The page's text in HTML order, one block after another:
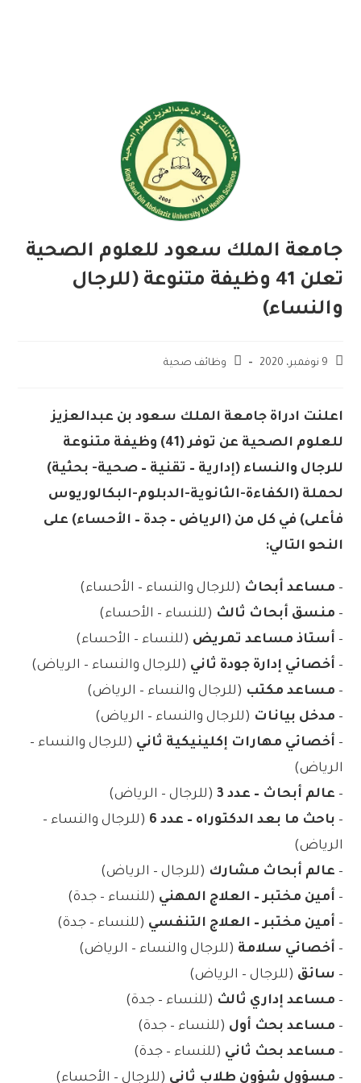
جامعة الملك سعود للعلوم الصحية
تعلن 41 وظيفة متنوعة (للرجال
والنساء)
9 نوفمبر، 2020 وظائف صحية
اعلنت ادراة جامعة الملك سعود بن عبدالعزيز
للعلوم الصحية عن توفر (41) وظيفة متنوعة
للرجال والنساء (إدارية – تقنية – صحية- بحثية)
لحملة (الكفاءة-الثانوية-الدبلوم-البكالوريوس
فأعلى) في كل من (الرياض – جدة – الأحساء) على
النحو التالي:
– مساعد أبحاث (للرجال والنساء – الأحساء)
– منسق أبحاث ثالث (للنساء – الأحساء)
– أستاذ مساعد تمريض (للنساء – الأحساء)
– أخصائي إدارة جودة ثاني (للرجال والنساء – الرياض)
– مساعد مكتب (للرجال والنساء – الرياض)
– مدخل بيانات (للرجال والنساء – الرياض)
– أخصائي مهارات إكلينيكية ثاني (للرجال والنساء –
الرياض)
– عالم أبحاث – عدد 3
(للرجال – الرياض)
– باحث ما بعد الدكتوراه – عدد 6
(للرجال والنساء –
الرياض)
– عالم أبحاث مشارك (للرجال – الرياض)
– أمين مختبر – العلاج المهني (للنساء – جدة)
– أمين مختبر – العلاج التنفسي (للنساء – جدة)
– أخصائي سلامة (للرجال والنساء – الرياض)
– سائق (للرجال – الرياض)
– مساعد إداري ثالث (للنساء – جدة)
– مساعد بحث أول (للنساء – جدة)
– مساعد بحث ثاني (للنساء – جدة)
– مسؤول شؤون طلاب ثاني (للرجال – الأحساء)